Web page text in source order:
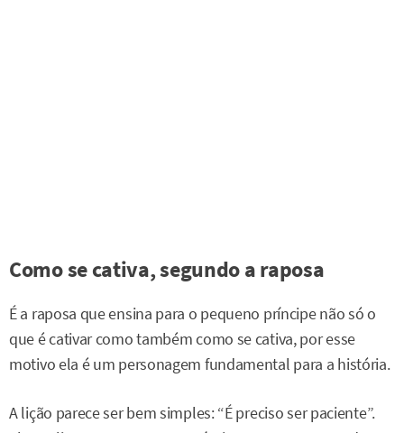
Como se cativa, segundo a raposa
É a raposa que ensina para o pequeno príncipe não só o
que é cativar como também como se cativa, por esse
motivo ela é um personagem fundamental para a história.
A lição parece ser bem simples: “É preciso ser paciente”.